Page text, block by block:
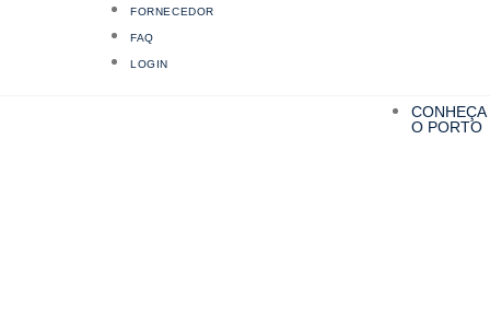
FORNECEDOR
FAQ
LOGIN
CONHEÇA
O PORTO